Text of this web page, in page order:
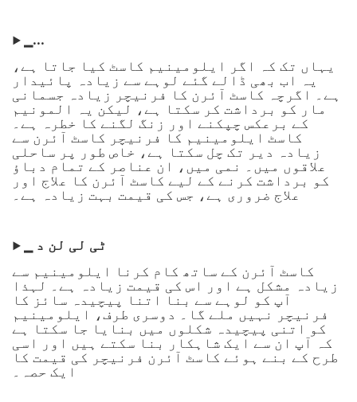
▶ ▁...
یہاں تک کہ اگر ایلومینیم کاسٹ کیا جاتا ہے،
یہ اب بھی ڈالے گئے لوہے سے زیادہ پائیدار
ہے۔ اگرچہ کاسٹ آئرن کا فرنیچر زیادہ جسمانی
مار کو برداشت کر سکتا ہے، لیکن یہ المونیم
کے برعکس چپکنے اور زنگ لگنے کا خطرہ ہے۔
کاسٹ ایلومینیم کا فرنیچر کاسٹ آئرن سے
زیادہ دیر تک چل سکتا ہے، خاص طور پر ساحلی
علاقوں میں۔ نمی میں، ان عناصر کے تمام دباؤ
کو برداشت کرنے کے لیے کاسٹ آئرن کا علاج اور
علاج ضروری ہے، جس کی قیمت بہت زیادہ ہے۔
▶
▁ ٹی لی لن د
کاسٹ آئرن کے ساتھ کام کرنا ایلومینیم سے
زیادہ مشکل ہے اور اس کی قیمت زیادہ ہے۔ لہذا
آپ کو لوہے سے بنا اتنا پیچیدہ سائز کا
فرنیچر نہیں ملے گا۔ دوسری طرف، ایلومینیم
کو اتنی پیچیدہ شکلوں میں بنایا جا سکتا ہے
کہ آپ ان سے ایک شاہکار بنا سکتے ہیں اور اسی
طرح کے بنے ہوئے کاسٹ آئرن فرنیچر کی قیمت کا
ایک حصہ۔